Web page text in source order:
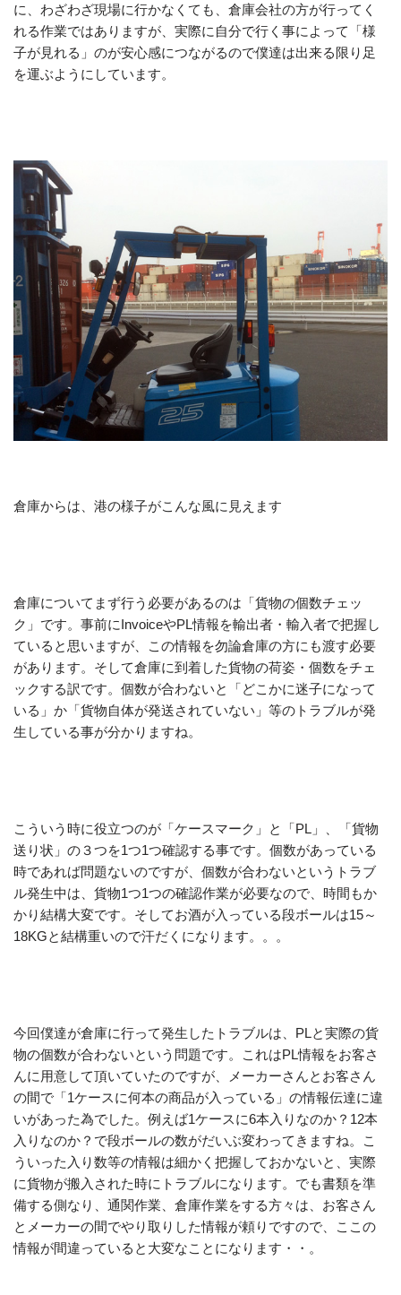
に、わざわざ現場に行かなくても、倉庫会社の方が行ってく
れる作業ではありますが、実際に自分で行く事によって「様
子が見れる」のが安心感につながるので僕達は出来る限り足
を運ぶようにしています。
倉庫からは、港の様子がこんな風に見えます
倉庫についてまず行う必要があるのは「貨物の個数チェッ
ク」です。事前にInvoiceやPL情報を輸出者・輸入者で把握し
ていると思いますが、この情報を勿論倉庫の方にも渡す必要
があります。そして倉庫に到着した貨物の荷姿・個数をチェ
ックする訳です。個数が合わないと「どこかに迷子になって
いる」か「貨物自体が発送されていない」等のトラブルが発
生している事が分かりますね。
こういう時に役立つのが「ケースマーク」と「PL」、「貨物
送り状」の３つを1つ1つ確認する事です。個数があっている
時であれば問題ないのですが、個数が合わないというトラブ
ル発生中は、貨物1つ1つの確認作業が必要なので、時間もか
かり結構大変です。そしてお酒が入っている段ボールは15～
18KGと結構重いので汗だくになります。。。
今回僕達が倉庫に行って発生したトラブルは、PLと実際の貨
物の個数が合わないという問題です。これはPL情報をお客さ
んに用意して頂いていたのですが、メーカーさんとお客さん
の間で「1ケースに何本の商品が入っている」の情報伝達に違
いがあった為でした。例えば1ケースに6本入りなのか？12本
入りなのか？で段ボールの数がだいぶ変わってきますね。こ
ういった入り数等の情報は細かく把握しておかないと、実際
に貨物が搬入された時にトラブルになります。でも書類を準
備する側なり、通関作業、倉庫作業をする方々は、お客さん
とメーカーの間でやり取りした情報が頼りですので、ここの
情報が間違っていると大変なことになります・・。